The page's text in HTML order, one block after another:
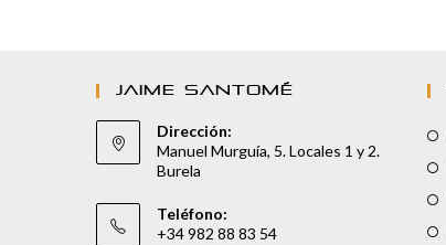
JAIME SANTOMÉ
Dirección:
Manuel Murguía, 5. Locales 1 y 2.
Burela
Teléfono:
+34 982 88 83 54